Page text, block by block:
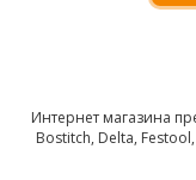
Интернет магазина
Bostitch, Delta,